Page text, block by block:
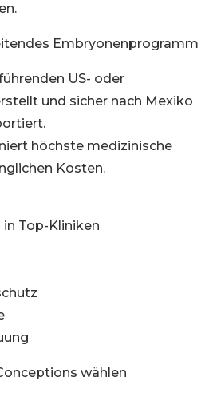
Embryonenprogramm
US- oder
und sicher nach Mexiko
höchste medizinische
Kosten.
in Top-Kliniken
wählen